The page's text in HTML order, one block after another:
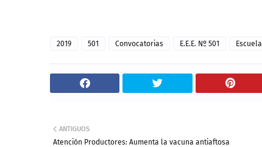
2019 501 Convocatorias E.E.E. Nº 501 Escuela
ANTIGUOS
Atención Productores: Aumenta la vacuna antiaftosa